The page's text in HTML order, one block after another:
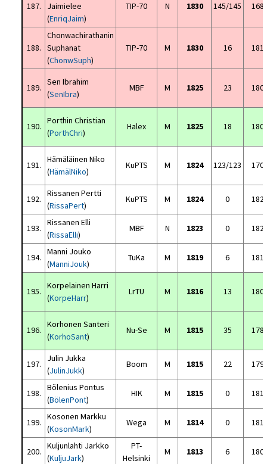
187.
Jaimielee
(EnriqJaim)
TIP-70 N 1830 145/145
188.
Chonwachirathanin
Suphanat
(ChonwSuph)
TIP-70 M 1830 16
189.
Sen Ibrahim
(SenIbra)
MBF M 1825 23
190.
Porthin Christian
(PorthChri)
Halex M 1825 18
191.
Hämäläinen Niko
(HämälNiko)
KuPTS M 1824 123/123
192.
Rissanen Pertti
(RissaPert)
KuPTS M 1824 0
193.
Rissanen Elli
(RissaElli)
MBF N 1823 0
194.
Manni Jouko
(ManniJouk)
TuKa M 1819 6
195.
Korpelainen Harri
(KorpeHarr)
LrTU M 1816 13
196.
Korhonen Santeri
(KorhoSant)
Nu-Se M 1815 35
197.
Julin Jukka
(JulinJukk)
Boom M 1815 22
198.
Bölenius Pontus
(BölenPont)
HIK M 1815 0
199.
Kosonen Markku
(KosonMark)
Wega M 1814 0
200.
Kuljunlahti Jarkko
(KuljuJark)
PT-
Helsinki
M 1813 6